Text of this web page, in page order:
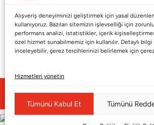
Alışveriş deneyiminizi geliştirmek için yasal
kullanıyoruz. Bazıları sitemizin işlevselliği için
performans analizi, istatistikler, içerik
özel hizmet sunabilmemiz için kullanılır. Detaylı
inceleyebilir, çerez tercihlerinizi belirlemek için
Hizmetleri yönetin
Tümünü Kabul Et Tümünü
© Copyright 2026 |BMS DESIGN CENTER